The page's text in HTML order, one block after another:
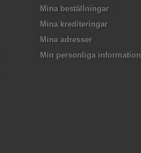
Mina beställningar
Mina krediteringar
Mina adresser
Min personliga information